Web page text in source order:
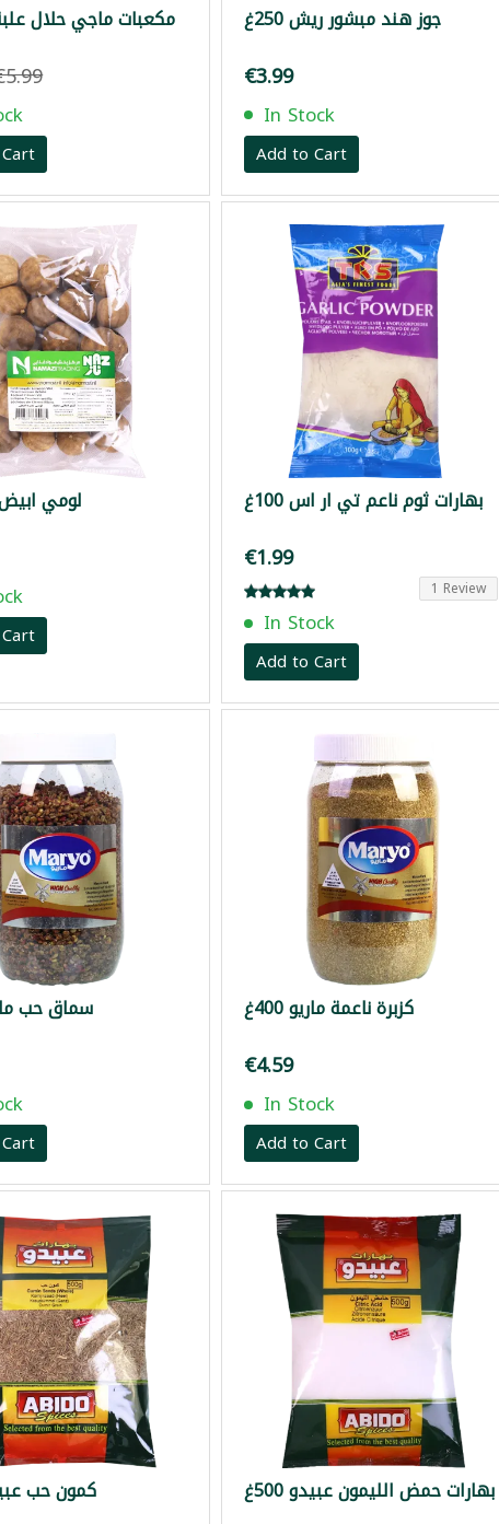
جوز هند مبشور ريش 250غ
€3.99
In Stock
Add to Cart
لومي ابيض بهارات ثوم ناعم تي ار اس 100غ
€1.99
1 Review
In Stock
Add to Cart
سماق حب ماريو كزبرة ناعمة ماريو 400غ
€4.59
In Stock
Add to Cart
كمون حب عبيدو بهارات حمض الليمون عبيدو 500غ